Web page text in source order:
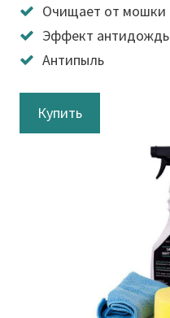
Очищает от мошки
Эффект антидождь
Антипыль
Купить